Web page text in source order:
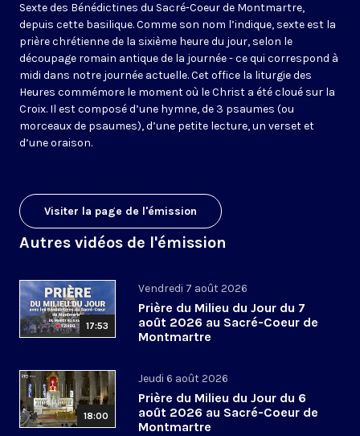
Sexte des Bénédictines du Sacré-Coeur de Montmartre,
depuis cette basilique. Comme son nom l’indique, sexte est la
prière chrétienne de la sixième heure du jour, selon le
découpage romain antique de la journée - ce qui correspond à
midi dans notre journée actuelle. Cet office la liturgie des
Heures commémore le moment où le Christ a été cloué sur la
Croix. Il est composé d’une hymne, de 3 psaumes (ou
morceaux de psaumes), d’une petite lecture, un verset et
d’une oraison.
Visiter la page de l'émission
Autres vidéos de l'émission
17:53
Vendredi 7 août 2026
Prière du Milieu du Jour du 7
août 2026 au Sacré-Coeur de
Montmartre
18:00
Jeudi 6 août 2026
Prière du Milieu du Jour du 6
août 2026 au Sacré-Coeur de
Montmartre